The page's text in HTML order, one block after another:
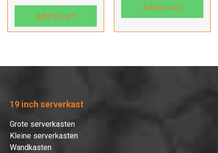
Add to cart
Add to cart
19 inch serverkast
Grote serverkasten
Kleine serverkasten
Wandkasten